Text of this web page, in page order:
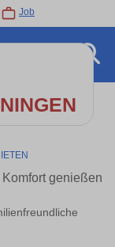
Job
genießen